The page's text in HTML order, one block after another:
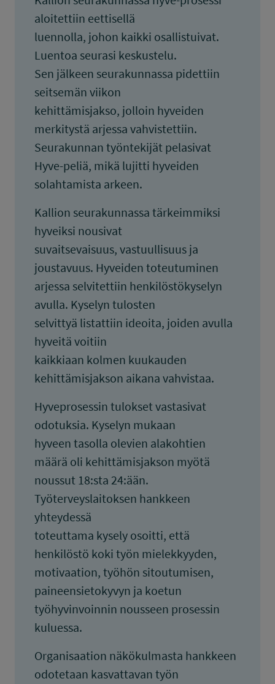
aloitettiin eettisellä
luennolla, johon kaikki osallistuivat.
Luentoa seurasi keskustelu.
Sen jälkeen seurakunnassa pidettiin
seitsemän viikon
kehittämisjakso, jolloin hyveiden
merkitystä arjessa vahvistettiin.
Seurakunnan työntekijät pelasivat
Hyve-peliä, mikä lujitti hyveiden
solahtamista arkeen.
Kallion seurakunnassa tärkeimmiksi
hyveiksi nousivat
suvaitsevaisuus, vastuullisuus ja
joustavuus. Hyveiden toteutuminen
arjessa selvitettiin henkilöstökyselyn
avulla. Kyselyn tulosten
selvittyä listattiin ideoita, joiden avulla
hyveitä voitiin
kaikkiaan kolmen kuukauden
kehittämisjakson aikana vahvistaa.
Hyveprosessin tulokset vastasivat
odotuksia. Kyselyn mukaan
hyveen tasolla olevien alakohtien
määrä oli kehittämisjakson myötä
noussut 18:sta 24:ään.
Työterveyslaitoksen hankkeen
yhteydessä
toteuttama kysely osoitti, että
henkilöstö koki työn mielekkyyden,
motivaation, työhön sitoutumisen,
paineensietokyvyn ja koetun
työhyvinvoinnin nousseen prosessin
kuluessa.
Organisaation näkökulmasta hankkeen
odotetaan kasvattavan työn